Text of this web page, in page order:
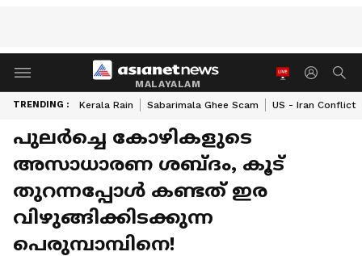
MALAYALAM
TRENDING : Kerala Rain Sabarimala Ghee Scam US - Iran Conflict
പുലർച്ചെ കോഴികളുടെ
അസാധാരണ ശബ്ദം, കൂട്
തുറന്നപ്പോൾ കണ്ടത് ഇര
വിഴുങ്ങിക്കിടക്കുന്ന
പെരുമ്പാമ്പിനെ!